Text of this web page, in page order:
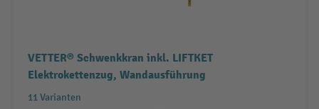
VETTER® Schwenkkran inkl. LIFTKET
Elektrokettenzug, Wandausführung
11 Varianten